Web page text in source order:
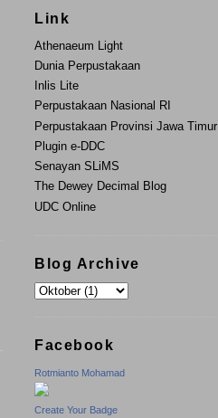
Link
Athenaeum Light
Dunia Perpustakaan
Inlis Lite
Perpustakaan Nasional RI
Perpustakaan Provinsi Jawa Timur
Plugin e-DDC
Senayan SLiMS
The Dewey Decimal Blog
UDC Online
Blog Archive
Facebook
Rotmianto Mohamad
Create Your Badge